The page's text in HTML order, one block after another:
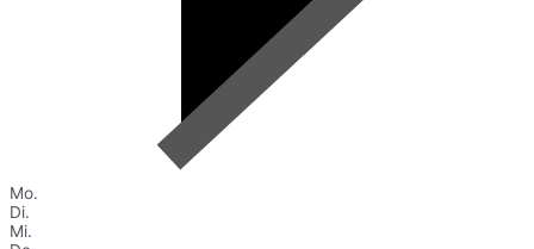
Mo.
Di.
Mi.